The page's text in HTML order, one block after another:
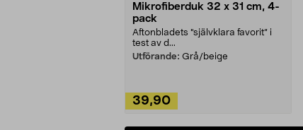
Mikrofiberduk 32 x 31 cm, 4-
pack
Aftonbladets "självklara favorit” i
test av d...
Utförande: Grå/beige
39,90